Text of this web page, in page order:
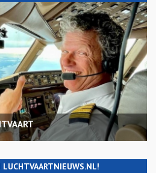
LUCHTVAARTNIEUWS.NL!